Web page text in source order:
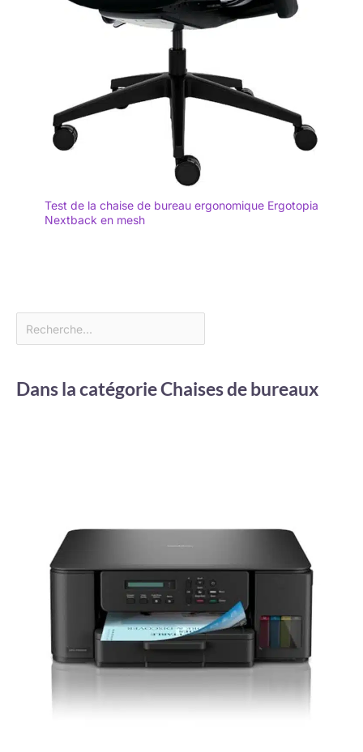
Test de la chaise de bureau ergonomique Ergotopia
Nextback en mesh
Dans la catégorie Chaises de bureaux